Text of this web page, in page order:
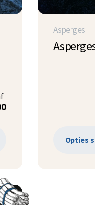
Asperges
Opties